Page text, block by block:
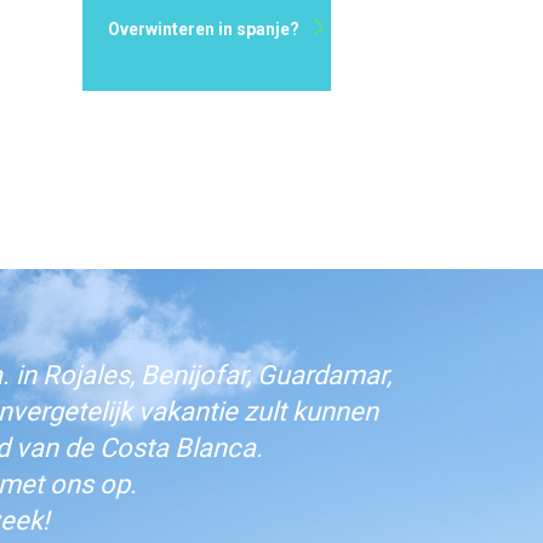
Overwinteren in spanje?
Rojales, Benijofar, Guardamar,
vakantie zult kunnen
van de Costa Blanca.
ons op.